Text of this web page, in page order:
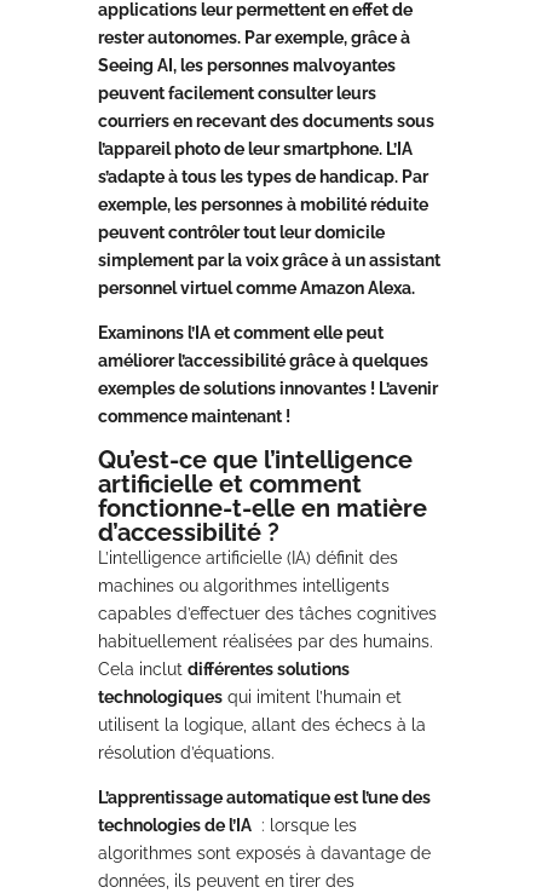
applications leur permettent en effet de
rester autonomes. Par exemple, grâce à
Seeing AI, les personnes malvoyantes
peuvent facilement consulter leurs
courriers en recevant des documents sous
l’appareil photo de leur smartphone. L’IA
s’adapte à tous les types de handicap. Par
exemple, les personnes à mobilité réduite
peuvent contrôler tout leur domicile
simplement par la voix grâce à un assistant
personnel virtuel comme Amazon Alexa.
Examinons l’IA et comment elle peut
améliorer l’accessibilité grâce à quelques
exemples de solutions innovantes ! L’avenir
commence maintenant !
Qu’est-ce que l’intelligence
artificielle et comment
fonctionne-t-elle en matière
d’accessibilité ?
L’intelligence artificielle (IA) définit des
machines ou algorithmes intelligents
capables d’effectuer des tâches cognitives
habituellement réalisées par des humains.
Cela inclut différentes solutions
technologiquesqui imitent l’humain et
utilisent la logique, allant des échecs à la
résolution d’équations.
L’apprentissage automatique est l’une des
technologies de l’IA: lorsque les
algorithmes sont exposés à davantage de
données, ils peuvent en tirer des